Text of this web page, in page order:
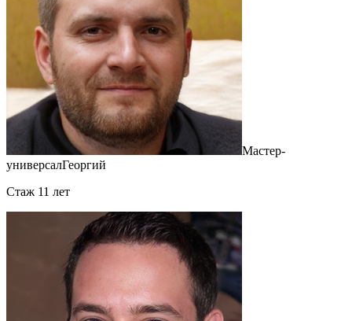
Мастер-
универсалГеоргий
Cтаж 11 лет